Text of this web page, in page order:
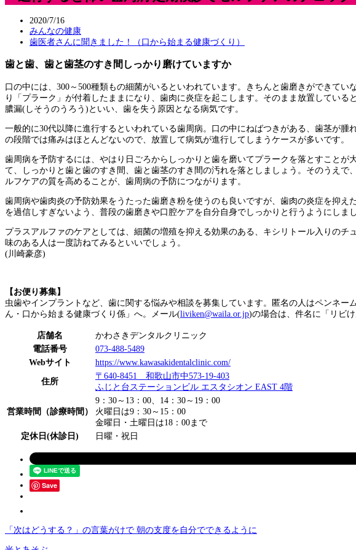
2020/7/16
みんなの健康
歯医者さんに聞きました！（口から始まる健康づくり）
歯と歯、歯と歯茎のすき間しっかり磨けていますか
口の中には、300～500種類もの細菌がいるといわれています。きちんと歯磨きができて
り「プラーク」が付着したままになり、歯肉に炎症を起こします。そのまま放置してい
膿漏(しそうのうろう)といい、歯を失う原因となる病気です。
一般的に30代以降に進行するといわれている歯周病。口の中にねばつきがある、歯茎が
の段階では痛みはほとんどないので、放置して病気が進行してしまうケースが多いです。
歯周病を予防するには、やはり日ごろからしっかりと歯を磨いてプラークを落とすこと
て、しっかりと歯と歯のすき間、歯と歯茎のすき間の汚れを落としましょう。そのうえ
ルフケアの質を高めることが、歯周病の予防につながります。
歯周病や歯肉炎の予防効果をうたった歯磨き粉を使うのも良いですが、歯肉の炎症を抑
を過信しすぎないよう、普段の歯磨きや口腔ケアを自分自身でしっかりと行うようにしまし
プラスアルファのケアとしては、細菌の増殖を抑える効果のある、キシリトール入りの
味のある人は一度訪ねてみるといいでしょう。
(川崎豪彦)
【お便り募集】
虫歯やインプラントなど、歯に関する悩みや相談を募集しています。匿名の人はペンネ
ん・口から始まる健康づくり係」へ。メール(liviken@waila.or.jp)の場合は、件名に「リビ
店舗名
かわさきデンタルクリニック
電話番号
073-488-5489
Webサイト
https://www.kawasakidentalclinic.com/
住所
〒640-8451 和歌山市中573-19-403
ふじと台ステーションビル エスタシオン EAST 4階
営業時間（診療時間）
9：30～13：00、14：30～19：00
火曜日は9：30～15：00
金曜日・土曜日は18：00まで
定休日(休診日)
日曜・祝日
Save
「次はどうする？」の言葉がけで 朝の支度を自分でできるように